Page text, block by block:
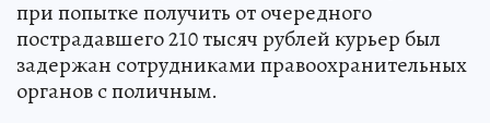
при попытке получить от очередного
пострадавшего 210 тысяч рублей курьер был
задержан сотрудниками правоохранительных
органов с поличным.